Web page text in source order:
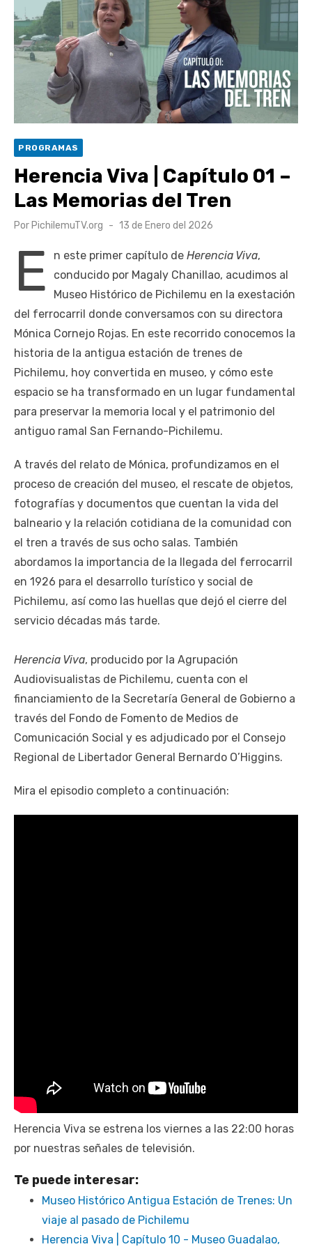
escuela comunitaria
Cóctel de Sábado: Emprendimiento y floricultura con María
Lina Fermandois y Luis Polanco
Seis comunas de O’Higgins inician la construcción
participativa del Plan Local de Restauración del Secano
Costero Nilahue
segunda clasificatoria
Retrospectiva 2026 | Capítulo 03: lessons on flight – Cecilia
Araneda
PROGRAMAS
Herencia Viva | Capítulo 01 –
Las Memorias del Tren
Por PichilemuTV.org
Publicado
13 de Enero del 2026
E n este primer capítulo de Herencia Viva,
conducido por Magaly Chanillao, acudimos al
Museo Histórico de Pichilemu en la exestación
del ferrocarril donde conversamos con su directora
Mónica Cornejo Rojas. En este recorrido conocemos la
historia de la antigua estación de trenes de
Pichilemu, hoy convertida en museo, y cómo este
espacio se ha transformado en un lugar fundamental
para preservar la memoria local y el patrimonio del
antiguo ramal San Fernando-Pichilemu.
A través del relato de Mónica, profundizamos en el
proceso de creación del museo, el rescate de objetos,
fotografías y documentos que cuentan la vida del
balneario y la relación cotidiana de la comunidad con
el tren a través de sus ocho salas. También
abordamos la importancia de la llegada del ferrocarril
en 1926 para el desarrollo turístico y social de
Pichilemu, así como las huellas que dejó el cierre del
servicio décadas más tarde.
​Herencia Viva, producido por la Agrupación
Audiovisualistas de Pichilemu, cuenta con el
financiamiento de la Secretaría General de Gobierno a
través del Fondo de Fomento de Medios de
Comunicación Social y es adjudicado por el Consejo
Regional de Libertador General Bernardo O’Higgins.
Mira el episodio completo a continuación:
​Herencia Viva se estrena los viernes a las 22:00 horas
por nuestras señales de televisión.
Te puede interesar:
Museo Histórico Antigua Estación de Trenes: Un
viaje al pasado de Pichilemu
Herencia Viva | Capítulo 10 - Museo Guadalao,